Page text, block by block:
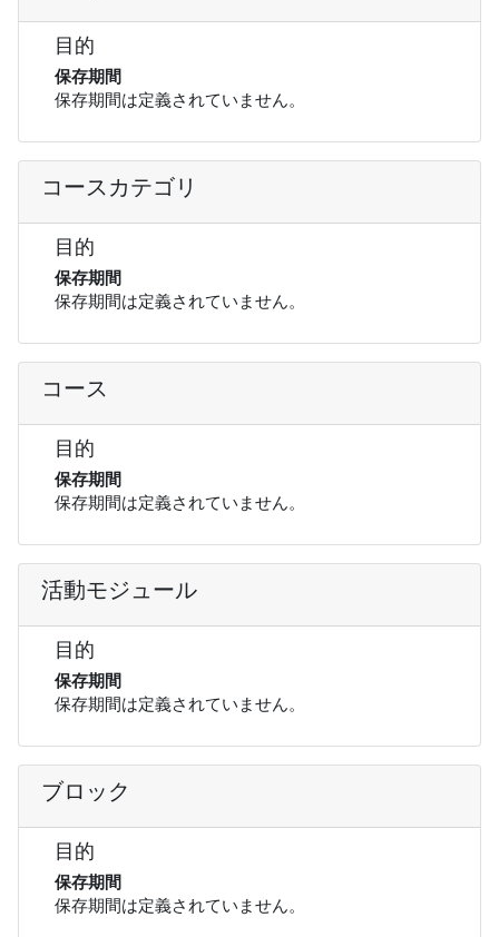
目的
保存期間
保存期間は定義されていません。
コースカテゴリ
目的
保存期間
保存期間は定義されていません。
コース
目的
保存期間
保存期間は定義されていません。
活動モジュール
目的
保存期間
保存期間は定義されていません。
ブロック
目的
保存期間
保存期間は定義されていません。